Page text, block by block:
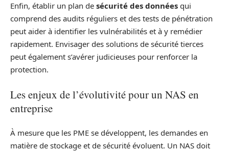
Enfin, établir un plan de sécurité des données qui
comprend des audits réguliers et des tests de pénétration
peut aider à identifier les vulnérabilités et à y remédier
rapidement. Envisager des solutions de sécurité tierces
peut également s’avérer judicieuses pour renforcer la
protection.
Les enjeux de l’évolutivité pour un NAS en
entreprise
À mesure que les PME se développent, les demandes en
matière de stockage et de sécurité évoluent. Un NAS doit